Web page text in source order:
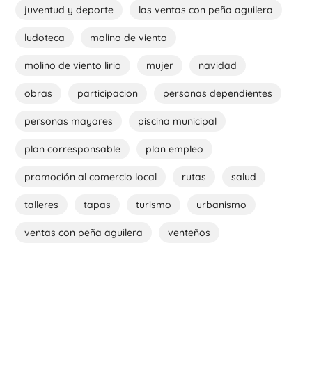
juventud y deporte las ventas con peña aguilera
ludoteca molino de viento
molino de viento lirio mujer navidad
obras participacion personas dependientes
personas mayores piscina municipal
plan corresponsable plan empleo
promoción al comercio local rutas salud
talleres tapas turismo urbanismo
ventas con peña aguilera venteños